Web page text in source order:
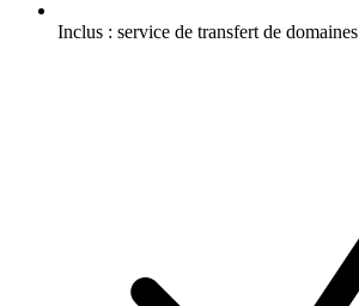
Inclus : service de transfert de domaines